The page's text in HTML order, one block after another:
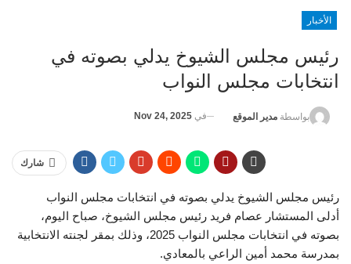
الأخبار
رئيس مجلس الشيوخ يدلي بصوته في
انتخابات مجلس النواب
بواسطة مدير الموقع في Nov 24, 2025
شارك
رئيس مجلس الشيوخ يدلي بصوته في انتخابات مجلس النواب
أدلى المستشار عصام فريد رئيس مجلس الشيوخ، صباح اليوم،
بصوته في انتخابات مجلس النواب 2025، وذلك بمقر لجنته الانتخابية
بمدرسة محمد أمين الراعي بالمعادي.